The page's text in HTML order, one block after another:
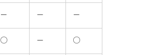
－ － －
○ － ○